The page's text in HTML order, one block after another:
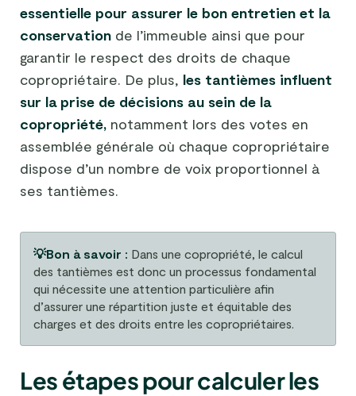
essentielle pour assurer le bon entretien et la
conservation de l’immeuble ainsi que pour
garantir le respect des droits de chaque
copropriétaire. De plus, les tantièmes influent
sur la prise de décisions au sein de la
copropriété, notamment lors des votes en
assemblée générale où chaque copropriétaire
dispose d’un nombre de voix proportionnel à
ses tantièmes.
💡Bon à savoir : Dans une copropriété, le calcul
des tantièmes est donc un processus fondamental
qui nécessite une attention particulière afin
d’assurer une répartition juste et équitable des
charges et des droits entre les copropriétaires.
Les étapes pour calculer les